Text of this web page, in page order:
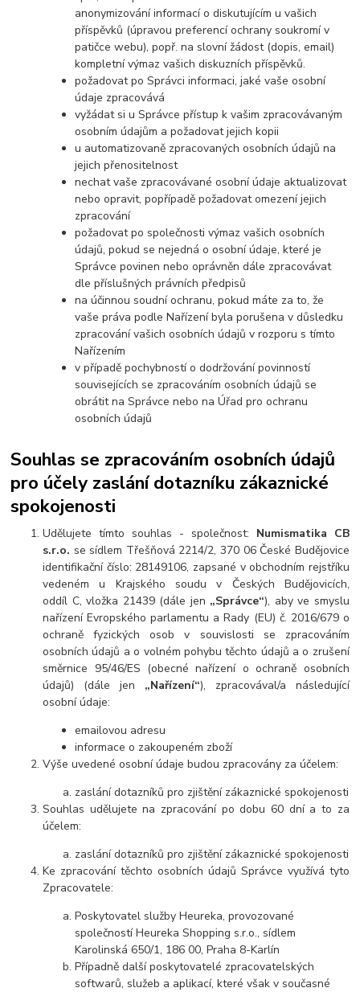
anonymizování informací o diskutujícím u vašich
příspěvků (úpravou preferencí ochrany soukromí v
patičce webu), popř. na slovní žádost (dopis, email)
kompletní výmaz vašich diskuzních příspěvků.
požadovat po Správci informaci, jaké vaše osobní
údaje zpracovává
vyžádat si u Správce přístup k vašim zpracovávaným
osobním údajům a požadovat jejich kopii
u automatizovaně zpracovaných osobních údajů na
jejich přenositelnost
nechat vaše zpracovávané osobní údaje aktualizovat
nebo opravit, popřípadě požadovat omezení jejich
zpracování
požadovat po společnosti výmaz vašich osobních
údajů, pokud se nejedná o osobní údaje, které je
Správce povinen nebo oprávněn dále zpracovávat
dle příslušných právních předpisů
na účinnou soudní ochranu, pokud máte za to, že
vaše práva podle Nařízení byla porušena v důsledku
zpracování vašich osobních údajů v rozporu s tímto
Nařízením
v případě pochybností o dodržování povinností
souvisejících se zpracováním osobních údajů se
obrátit na Správce nebo na Úřad pro ochranu
osobních údajů
Souhlas se zpracováním osobních údajů
pro účely zaslání dotazníku zákaznické
spokojenosti
Udělujete tímto souhlas - společnost: Numismatika CB
s.r.o. se sídlem Třešňová 2214/2, 370 06 České Budějovice
identifikační číslo: 28149106, zapsané v obchodním rejstříku
vedeném u Krajského soudu v Českých Budějovicích,
oddíl C, vložka 21439 (dále jen „Správce“), aby ve smyslu
nařízení Evropského parlamentu a Rady (EU) č. 2016/679 o
ochraně fyzických osob v souvislosti se zpracováním
osobních údajů a o volném pohybu těchto údajů a o zrušení
směrnice 95/46/ES (obecné nařízení o ochraně osobních
údajů) (dále jen „Nařízení“), zpracovával/a následující
osobní údaje:
emailovou adresu
informace o zakoupeném zboží
Výše uvedené osobní údaje budou zpracovány za účelem:
zaslání dotazníků pro zjištění zákaznické spokojenosti
Souhlas udělujete na zpracování po dobu 60 dní a to za
účelem:
zaslání dotazníků pro zjištění zákaznické spokojenosti
Ke zpracování těchto osobních údajů Správce využívá tyto
Zpracovatele:
Poskytovatel služby Heureka, provozované
společností Heureka Shopping s.r.o., sídlem
Karolinská 650/1, 186 00, Praha 8-Karlín
Případně další poskytovatelé zpracovatelských
softwarů, služeb a aplikací, které však v současné